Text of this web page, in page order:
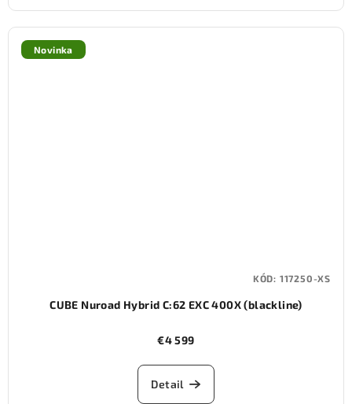
Novinka
CUBE Nuroad Hybrid C:62 EXC 400X (blackline)
€4 599
Detail
KÓD: 117250-XS